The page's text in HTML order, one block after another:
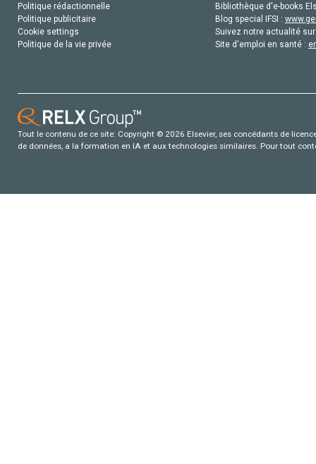
Politique rédactionnelle
Politique publicitaire
Cookie settings
Politique de la vie privée
Bibliothèque d'e-books
Blog special IFSI :
Suivez notre actualité
Site d'emploi en santé :
Tout le contenu de ce site: Copyright © 2026 Elsevier, ses concédants de
de données, a la formation en IA et aux technologies similaires. Pour tout